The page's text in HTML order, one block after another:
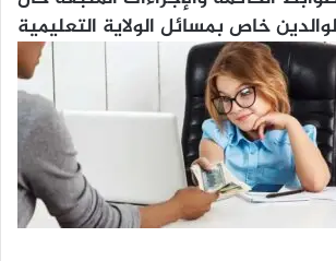
خاص بمسائل الولاية التعليمية